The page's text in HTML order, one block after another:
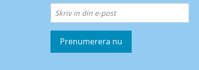
Prenumerera nu